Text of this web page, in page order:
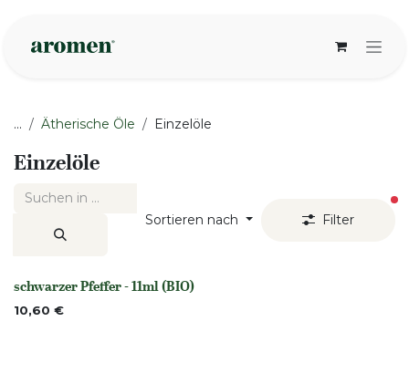
... Ätherische Öle Einzelöle
Einzelöle
Sortieren nach Filter
None
schwarzer Pfeffer - 11ml (BIO)
10,60 €